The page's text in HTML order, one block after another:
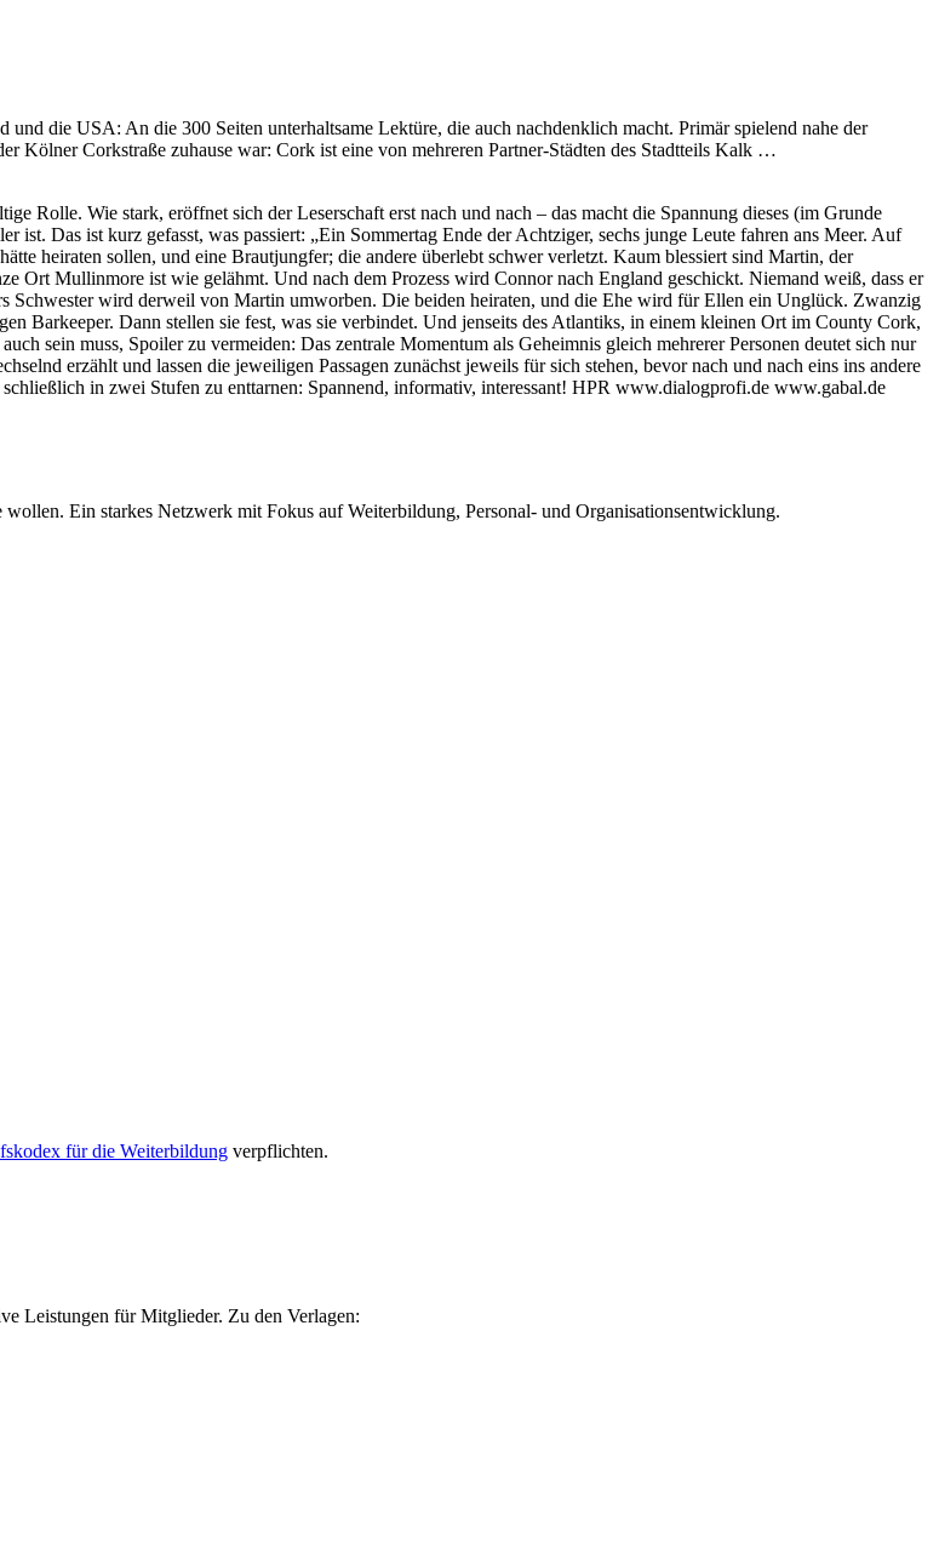
die USA: An die 300 Seiten unterhaltsame Lektüre, die auch nachdenklich macht. Primär spielend nahe der
Kölner Corkstraße zuhause war: Cork ist eine von mehreren Partner-Städten des Stadtteils Kalk …
Rolle. Wie stark, eröffnet sich der Leserschaft erst nach und nach – das macht die Spannung dieses (im Grunde
Das ist kurz gefasst, was passiert: „Ein Sommertag Ende der Achtziger, sechs junge Leute fahren ans Meer. Auf
heiraten sollen, und eine Brautjungfer; die andere überlebt schwer verletzt. Kaum blessiert sind Martin, der
Ort Mullinmore ist wie gelähmt. Und nach dem Prozess wird Connor nach England geschickt. Niemand weiß, dass er
Schwester wird derweil von Martin umworben. Die beiden heiraten, und die Ehe wird für Ellen ein Unglück. Zwanzig
Barkeeper. Dann stellen sie fest, was sie verbindet. Und jenseits des Atlantiks, in einem kleinen Ort im County Cork,
sein muss, Spoiler zu vermeiden: Das zentrale Momentum als Geheimnis gleich mehrerer Personen deutet sich nur
erzählt und lassen die jeweiligen Passagen zunächst jeweils für sich stehen, bevor nach und nach eins ins andere
in zwei Stufen zu enttarnen: Spannend, informativ, interessant! HPR www.dialogprofi.de www.gabal.de
Ein starkes Netzwerk mit Fokus auf Weiterbildung, Personal- und Organisationsentwicklung.
für die Weiterbildung verpflichten.
Leistungen für Mitglieder. Zu den Verlagen: